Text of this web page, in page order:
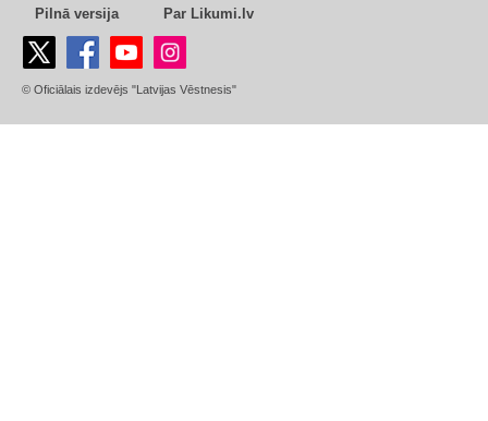
Pilnā versija Par Likumi.lv
© Oficiālais izdevējs "Latvijas Vēstnesis"